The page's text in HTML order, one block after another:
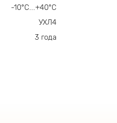
-10°С...+40°С
УХЛ4
3 года